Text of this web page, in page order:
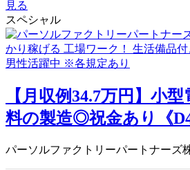
見る
スペシャル
【月収例34.7万円】小
料の製造◎祝金あり《
パーソルファクトリーパートナーズ